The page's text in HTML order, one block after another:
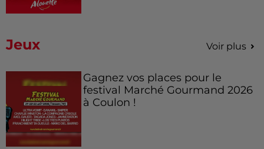
Jeux Voir plus
Gagnez vos places pour le
festival Marché Gourmand 2026
à Coulon !